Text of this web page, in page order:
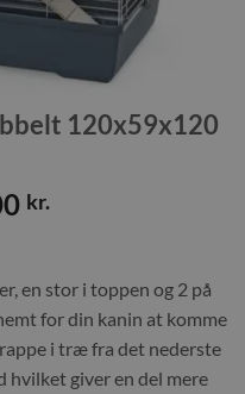
120x59x120
kr.
en stor i toppen og 2 på
for din kanin at komme
i træ fra det nederste
hvilket giver en del mere